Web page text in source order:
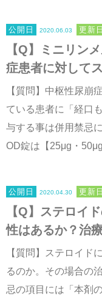
2020.06.03
【Q】ミニリン
症患者に対して
【質問】中枢性尿崩
ている患者に「経口
与する事は併用禁忌
OD錠は【25μg・
2020.04.30
【Q】ステロイ
性はあるか？治
【質問】ステロイド
るのか。その場合の
忌の項目には「本剤